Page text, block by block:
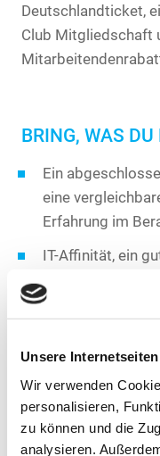
Unsere
Wir verwenden
personalisieren,
zu können und die
analysieren.
Deutschlandticket,
Club Mitgliedschaft
BRING, WAS
Ein
eine
Erfahrung im
IT-Affinität, ein
die Fähigkeit,
und verständlich
analytisch und
lösungsorientiert
aktiv zu
Idealerweise